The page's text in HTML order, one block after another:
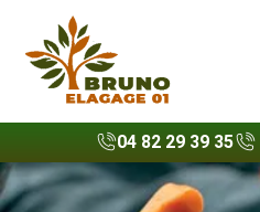
04 82 29 39 35